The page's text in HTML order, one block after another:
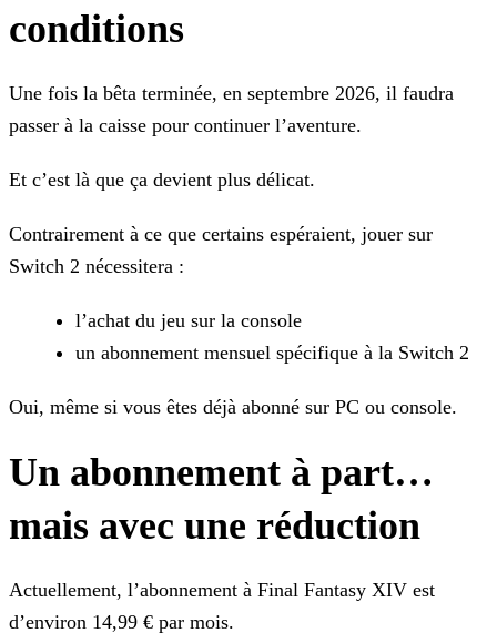
conditions
Une fois la bêta terminée, en septembre 2026, il faudra
passer à la caisse pour continuer l’aventure.
Et c’est là que ça devient plus délicat.
Contrairement à ce que certains espéraient, jouer sur
Switch 2 nécessitera :
l’achat du jeu sur la console
un abonnement mensuel spécifique à la Switch 2
Oui, même si vous êtes déjà abonné sur PC ou console.
Un abonnement à part…
mais avec une réduction
Actuellement, l’abonnement à Final Fantasy XIV est
d’environ 14,99 € par mois.